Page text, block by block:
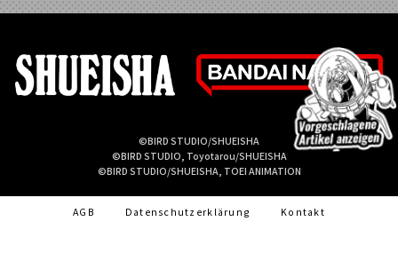
©BIRD STUDIO/SHUEISHA
©BIRD STUDIO, Toyotarou/SHUEISHA
©BIRD STUDIO/SHUEISHA, TOEI ANIMATION
AGB Datenschutzerklärung Kontakt